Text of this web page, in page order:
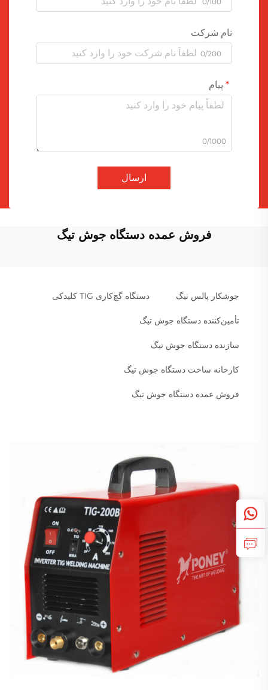
نام شرکت
0/200
پیام
0/1000
ارسال
فروش عمده دستگاه جوش تیگ
جوشکار پالس تیگ دستگاه گچ‌کاری TIG کلیدکی
تأمین‌کننده دستگاه جوش تیگ
سازنده دستگاه جوش تیگ
کارخانه ساخت دستگاه جوش تیگ
فروش عمده دستگاه جوش تیگ